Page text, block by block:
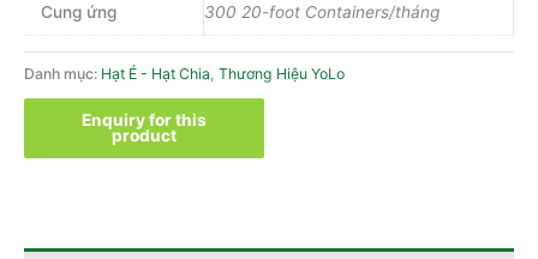
Cung ứng 300 20-foot Containers/tháng
Danh mục: Hạt É - Hạt Chia Thương Hiệu YoLo